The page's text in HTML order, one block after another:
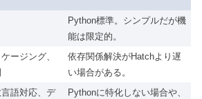
Python標準。シンプルだが機
能は限定的。
ージング、
依存関係解決がHatchより遅
い場合がある。
語対応、デ
Pythonに特化しない場合や、